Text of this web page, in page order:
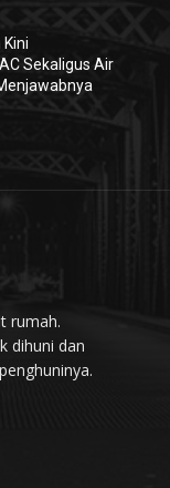
Sekaligus Air
rumah.
dihuni dan